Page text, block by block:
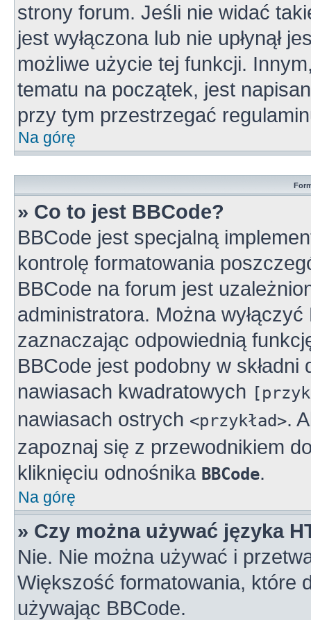
strony forum. Jeśli nie widać
jest wyłączona lub nie upłynął
możliwe użycie tej funkcji.
tematu na początek, jest
przy tym przestrzegać
Na górę
» Co to jest BBCode?
BBCode jest specjalną
kontrolę formatowania
BBCode na forum jest
administratora. Można
zaznaczając odpowiednią
BBCode jest podobny w
nawiasach kwadratowych
nawiasach ostrych <przykład>.
zapoznaj się z przewodnikiem
kliknięciu odnośnika BBCode.
Na górę
» Czy można używać języka
Nie. Nie można używać i
Większość formatowania, które
używając BBCode.